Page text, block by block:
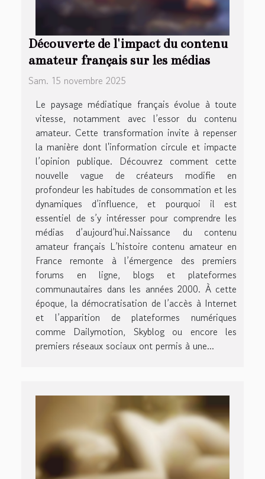
Découverte de l'impact du contenu
amateur français sur les médias
Sam. 15 novembre 2025
Le paysage médiatique français évolue à toute
vitesse, notamment avec l’essor du contenu
amateur. Cette transformation invite à repenser
la manière dont l'information circule et impacte
l’opinion publique. Découvrez comment cette
nouvelle vague de créateurs modifie en
profondeur les habitudes de consommation et les
dynamiques d’influence, et pourquoi il est
essentiel de s’y intéresser pour comprendre les
médias d’aujourd’hui.Naissance du contenu
amateur français L’histoire contenu amateur en
France remonte à l’émergence des premiers
forums en ligne, blogs et plateformes
communautaires dans les années 2000. À cette
époque, la démocratisation de l’accès à Internet
et l’apparition de plateformes numériques
comme Dailymotion, Skyblog ou encore les
premiers réseaux sociaux ont permis à une...